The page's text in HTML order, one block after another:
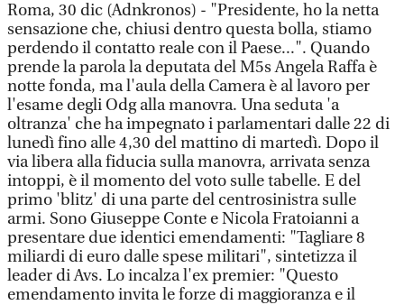
Roma, 30 dic (Adnkronos) - "Presidente, ho la netta
sensazione che, chiusi dentro questa bolla, stiamo
perdendo il contatto reale con il Paese...". Quando
prende la parola la deputata del M5s Angela Raffa è
notte fonda, ma l'aula della Camera è al lavoro per
l'esame degli Odg alla manovra. Una seduta 'a
oltranza' che ha impegnato i parlamentari dalle 22 di
lunedì fino alle 4,30 del mattino di martedì. Dopo il
via libera alla fiducia sulla manovra, arrivata senza
intoppi, è il momento del voto sulle tabelle. E del
primo 'blitz' di una parte del centrosinistra sulle
armi. Sono Giuseppe Conte e Nicola Fratoianni a
presentare due identici emendamenti: "Tagliare 8
miliardi di euro dalle spese militari", sintetizza il
leader di Avs. Lo incalza l'ex premier: "Questo
emendamento invita le forze di maggioranza e il